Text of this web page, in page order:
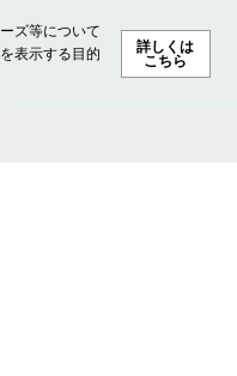
ズ等について
表示する目的
詳しくは
こちら
ファッション ビューテ